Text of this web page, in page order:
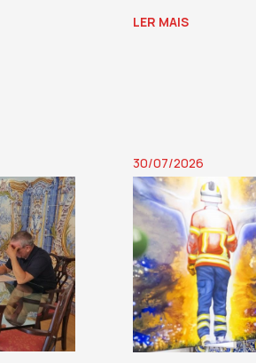
LER MAIS
30/07/2026